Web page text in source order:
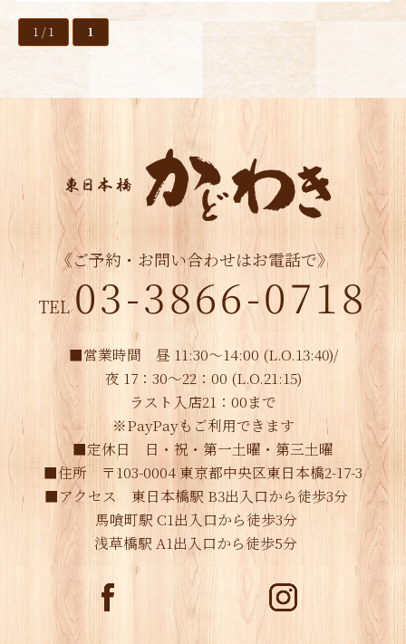
1 / 1 1
《ご予約・お問い合わせはお電話で》
TEL03-3866-0718
■営業時間 昼 11:30～14:00 (L.O.13:40)/
夜 17：30～22：00 (L.O.21:15)
ラスト入店21：00まで
※PayPayもご利用できます
■定休日 日・祝・第一土曜・第三土曜
■住所 〒103-0004 東京都中央区東日本橋2-17-3
■アクセス 東日本橋駅 B3出入口から徒歩3分
馬喰町駅 C1出入口から徒歩3分
浅草橋駅 A1出入口から徒歩5分